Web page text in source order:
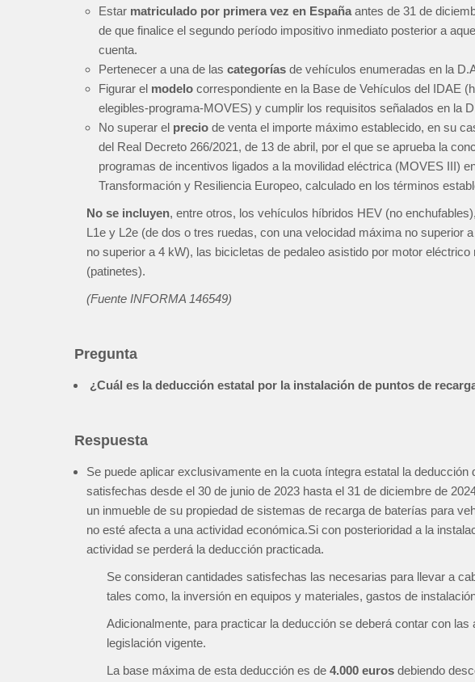
Estar matriculado por primera vez en España antes de 31 de
de que finalice el segundo período impositivo inmediato posterior a
cuenta.
Pertenecer a una de las categorías de vehículos enumeradas en la
Figurar el modelo correspondiente en la Base de Vehículos del IDAE
elegibles-programa-MOVES) y cumplir los requisitos señalados en la
No superar el precio de venta el importe máximo establecido, en su
del Real Decreto 266/2021, de 13 de abril, por el que se aprueba la
programas de incentivos ligados a la movilidad eléctrica (MOVES III)
Transformación y Resiliencia Europeo, calculado en los términos
No se incluyen, entre otros, los vehículos híbridos HEV (no
L1e y L2e (de dos o tres ruedas, con una velocidad máxima no superior
no superior a 4 kW), las bicicletas de pedaleo asistido por motor
(patinetes).
(Fuente INFORMA 146549)
Pregunta
¿Cuál es la deducción estatal por la instalación de puntos de
Respuesta
Se puede aplicar exclusivamente en la cuota íntegra estatal la deducción
satisfechas desde el 30 de junio de 2023 hasta el 31 de diciembre de
un inmueble de su propiedad de sistemas de recarga de baterías para
no esté afecta a una actividad económica.Si con posterioridad a la
actividad se perderá la deducción practicada.
Se consideran cantidades satisfechas las necesarias para llevar a
tales como, la inversión en equipos y materiales, gastos de
Adicionalmente, para practicar la deducción se deberá contar con
legislación vigente.
La base máxima de esta deducción es de 4.000 euros debiendo